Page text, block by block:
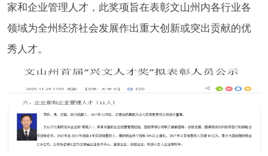
家和企业管理人才，此奖项旨在表彰文山州内各行业各
领域为全州经济社会发展作出重大创新或突出贡献的优
秀人才。